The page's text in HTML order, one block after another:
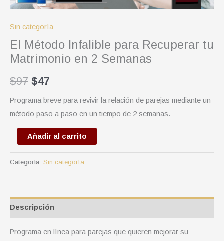
Sin categoría
El Método Infalible para Recuperar tu
Matrimonio en 2 Semanas
$97 $47
Programa breve para revivir la relación de parejas mediante un
método paso a paso en un tiempo de 2 semanas.
2
Añadir al carrito
Categoría: Sin categoría
Descripción
Programa en línea para parejas que quieren mejorar su